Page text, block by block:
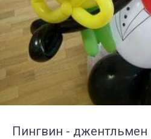
Пингвин - джентльмен